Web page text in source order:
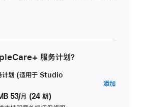
服务计划？
划 (适用于 Studio
53/月 (24 期)
添加